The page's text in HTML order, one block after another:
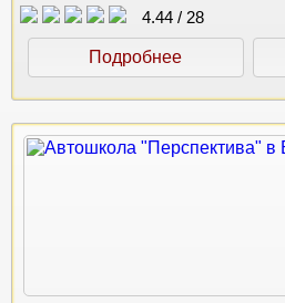
4.44 / 28
Подробнее